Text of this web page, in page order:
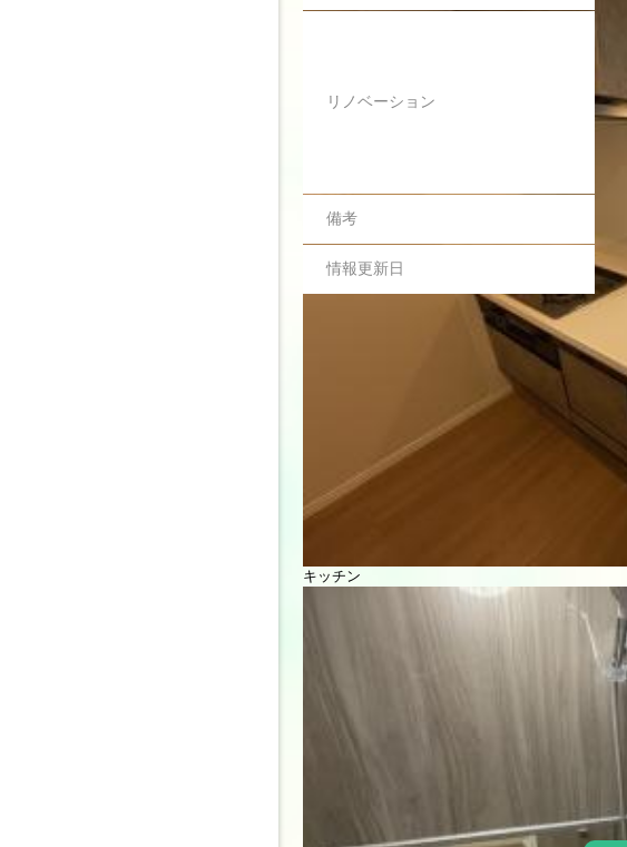
キッチン
リノベーション
備考
情報更新日
※徒歩分数表示については80mを1分として
お問い合わせ先
下